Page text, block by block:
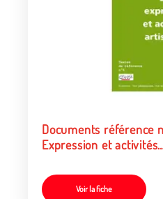
Documents référence
Expression et activités
Voir la fiche